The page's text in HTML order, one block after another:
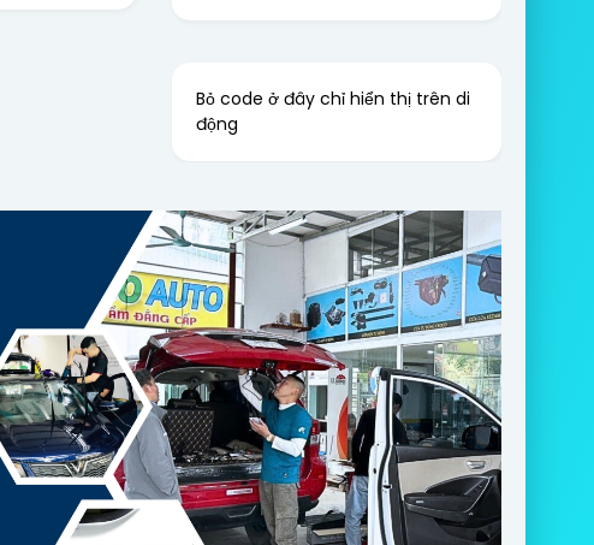
Bỏ code ở đây chỉ hiển thị trên di
động